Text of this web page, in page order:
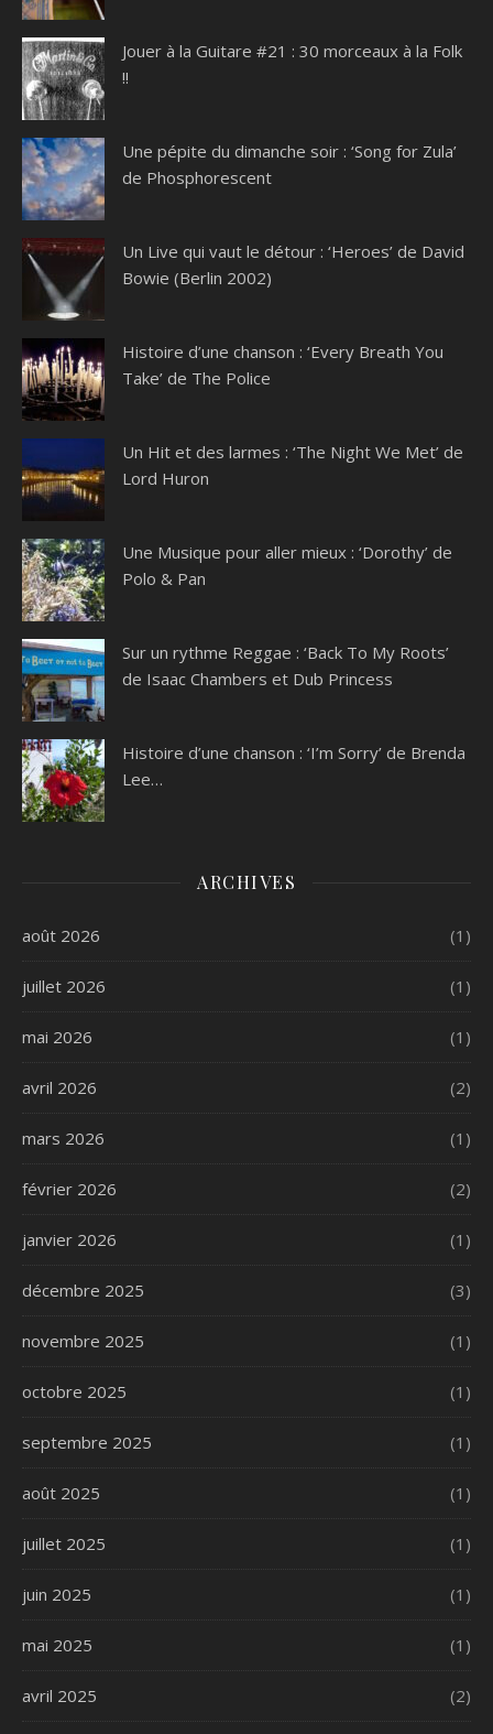
Jouer à la Guitare #21 : 30 morceaux à la Folk
!!
Une pépite du dimanche soir : ‘Song for Zula’
de Phosphorescent
Un Live qui vaut le détour : ‘Heroes’ de David
Bowie (Berlin 2002)
Histoire d’une chanson : ‘Every Breath You
Take’ de The Police
Un Hit et des larmes : ‘The Night We Met’ de
Lord Huron
Une Musique pour aller mieux : ‘Dorothy’ de
Polo & Pan
Sur un rythme Reggae : ‘Back To My Roots’
de Isaac Chambers et Dub Princess
Histoire d’une chanson : ‘I’m Sorry’ de Brenda
Lee…
ARCHIVES
août 2026 (1)
juillet 2026 (1)
mai 2026 (1)
avril 2026 (2)
mars 2026 (1)
février 2026 (2)
janvier 2026 (1)
décembre 2025 (3)
novembre 2025 (1)
octobre 2025 (1)
septembre 2025 (1)
août 2025 (1)
juillet 2025 (1)
juin 2025 (1)
mai 2025 (1)
avril 2025 (2)